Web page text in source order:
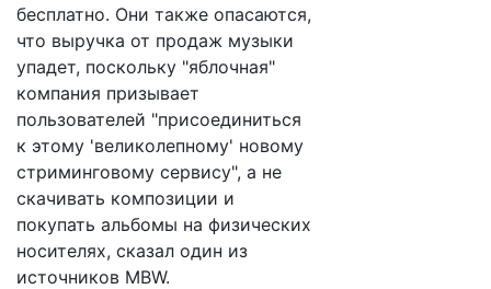
бесплатно. Они также опасаются,
что выручка от продаж музыки
упадет, поскольку "яблочная"
компания призывает
пользователей "присоединиться
к этому 'великолепному' новому
стриминговому сервису", а не
скачивать композиции и
покупать альбомы на физических
носителях, сказал один из
источников MBW.